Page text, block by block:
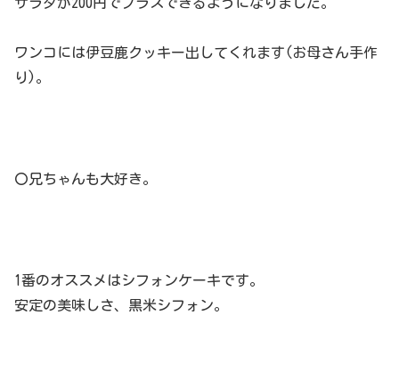
ワンコには伊豆鹿クッキー出してくれます(お母さん手作
り)。
〇兄ちゃんも大好き。
1番のオススメはシフォンケーキです。
安定の美味しさ、黒米シフォン。